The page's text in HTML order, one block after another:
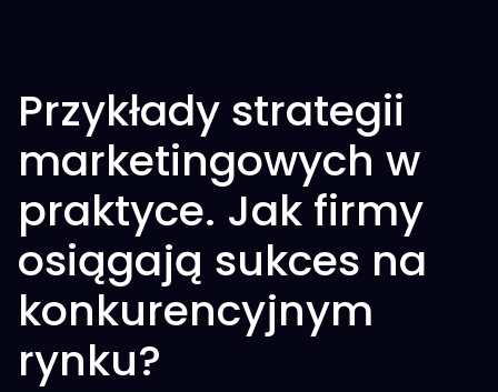
Przykłady strategii
marketingowych w
praktyce. Jak firmy
osiągają sukces na
konkurencyjnym
rynku?